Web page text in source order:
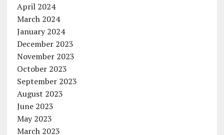
April 2024
March 2024
January 2024
December 2023
November 2023
October 2023
September 2023
August 2023
June 2023
May 2023
March 2023